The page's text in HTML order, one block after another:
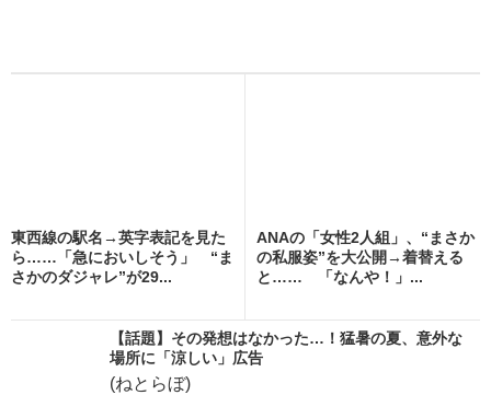
東西線の駅名→英字表記を見た
ら……「急においしそう」 “ま
さかのダジャレ”が29...
ANAの「女性2人組」、“まさか
の私服姿”を大公開→着替える
と…… 「なんや！」...
【話題】その発想はなかった…！猛暑の夏、意外な
場所に「涼しい」広告
(ねとらぼ)